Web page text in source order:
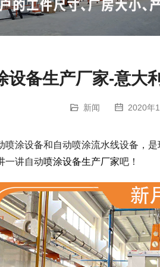
设备生产厂家-意大
新闻 2020年
喷涂设备和自动喷涂流水线设备，
一讲自动喷涂设备生产厂家吧！